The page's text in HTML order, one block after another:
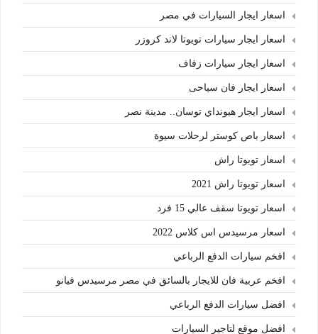
اسعار ايجار السيارات في مصر
اسعار ايجار سيارات تويوتا لاند كروزر
اسعار ايجار سيارات زفاف
اسعار ايجار فان سياحى
اسعار ايجار هيونداي توسان.. مدينة نصر
اسعار باص كوستر لرحلات سيوة
اسعار تويوتا راش
اسعار تويوتا راش 2021
اسعار تويوتا سقف عالي 15 فرد
اسعار مرسيدس اس كلاس 2022
افخم سيارات الدفع الرباعي
افخم عربية فان للايجار بالسائق في مصر مرسيدس فيانو
افضل سيارات الدفع الرباعي
افضل موقع لتاجير السيارات